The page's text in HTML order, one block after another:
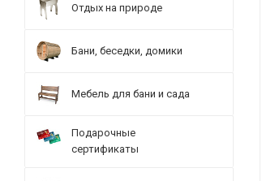
Отдых на природе
Бани, беседки, домики
Мебель для бани и сада
Подарочные
сертификаты